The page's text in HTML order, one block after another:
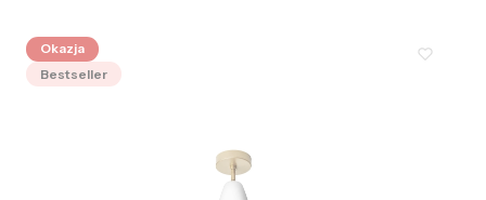
Okazja
Bestseller